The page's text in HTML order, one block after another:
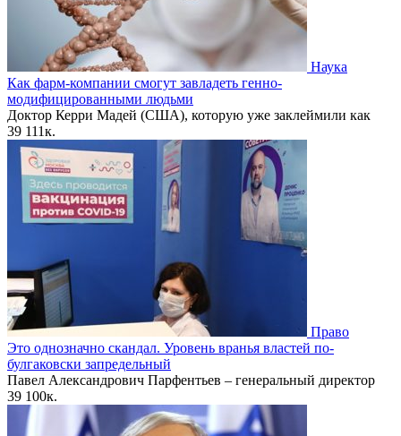
Наука
Как фарм-компании смогут завладеть генно-
модифицированными людьми
Доктор Керри Мадей (США), которую уже заклеймили как
39 111к.
Право
Это однозначно скандал. Уровень вранья властей по-
булгаковски запредельный
Павел Александрович Парфентьев – генеральный директор
39 100к.